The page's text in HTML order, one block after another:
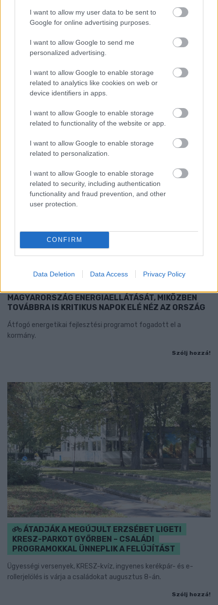
I want to allow my user data to be sent to
Google for online advertising purposes.
I want to allow Google to send me
personalized advertising.
I want to allow Google to enable storage
related to analytics like cookies on web or
device identifiers in apps.
I want to allow Google to enable storage
related to functionality of the website or app.
I want to allow Google to enable storage
related to personalization.
I want to allow Google to enable storage
related to security, including authentication
functionality and fraud prevention, and other
user protection.
CONFIRM
Data Deletion Data Access Privacy Policy
PERL, VÁRADI ÉS TANOH DEZ IS OTT VAN A FÉRFI
KOSÁRLABDA-VÁLOGATOTT SZŰKÍTETT
Észtország, Szlovénia és Svédország következik.
MAGYAR PÉTER: 868 MILLIÁRD FORINTOS
MAGYARORSZÁG ENERGIAELLÁTÁSÁT, MIKÖZBEN
TOVÁBBRA IS KRITIKUS NAPOK ELÉ NÉZ AZ ORSZÁG
Átfogó energetikai fejlesztési programot fogadott el a
kormány.
Szólj hozzá!
ÁTADJÁK A MEGÚJULT ERZSÉBET LIGETI
KRESZ-PARKOT GYŐRBEN – CSALÁDI
PROGRAMOKKAL ÜNNEPLIK A FELÚJÍTÁST
Ügyességi versenyek, KRESZ-kvíz, ingyenes kerékpár- és e-
rollerjelölés is várja a családokat augusztus 8-án.
Szólj hozzá!